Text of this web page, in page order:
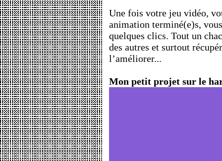
Une fois votre jeu vidéo,
animation terminé(e)s,
quelques clics. Tout un
des autres et surtout
l’améliorer...
Mon petit projet sur le